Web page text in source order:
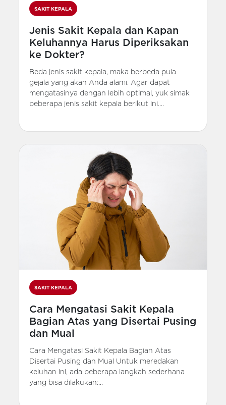
SAKIT KEPALA
Jenis Sakit Kepala dan Kapan
Keluhannya Harus Diperiksakan
ke Dokter?
Beda jenis sakit kepala, maka berbeda pula
gejala yang akan Anda alami. Agar dapat
mengatasinya dengan lebih optimal, yuk simak
beberapa jenis sakit kepala berikut ini....
SAKIT KEPALA
Cara Mengatasi Sakit Kepala
Bagian Atas yang Disertai Pusing
dan Mual
Cara Mengatasi Sakit Kepala Bagian Atas
Disertai Pusing dan Mual Untuk meredakan
keluhan ini, ada beberapa langkah sederhana
yang bisa dilakukan:...